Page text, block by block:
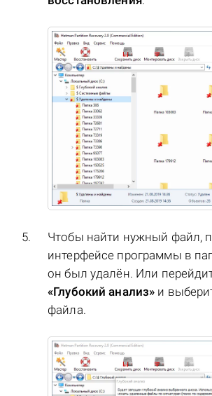
Чтобы найти нужный файл,
интерфейсе программы в
он был удалён. Или
«Глубокий анализ» и
файла.